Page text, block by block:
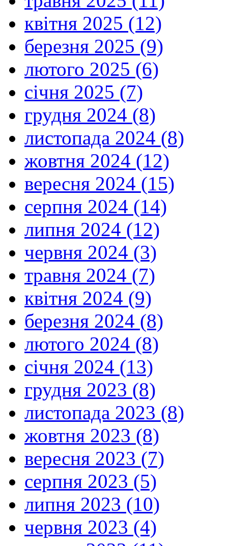
квітня 2025 (12)
березня 2025 (9)
лютого 2025 (6)
січня 2025 (7)
грудня 2024 (8)
листопада 2024 (8)
жовтня 2024 (12)
вересня 2024 (15)
серпня 2024 (14)
липня 2024 (12)
червня 2024 (3)
травня 2024 (7)
квітня 2024 (9)
березня 2024 (8)
лютого 2024 (8)
січня 2024 (13)
грудня 2023 (8)
листопада 2023 (8)
жовтня 2023 (8)
вересня 2023 (7)
серпня 2023 (5)
липня 2023 (10)
червня 2023 (4)